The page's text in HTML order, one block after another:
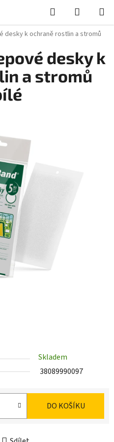
Hledat
KOŠÍK
desky k ochraně rostlin a stromů
Skladem
38089990097
DO KOŠÍKU
desky k
a stromů